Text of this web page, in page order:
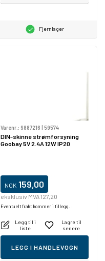
Fjernlager
Varenr.: 9887216 | 59574
DIN-skinne strømforsyning
Goobay 5V 2.4A 12W IP20
NOK 159,00
eksklusiv MVA 127,20
Eventuelt frakt kommer i tillegg.
Legg til i
liste
Lagre til
senere
LEGG I HANDLEVOGN